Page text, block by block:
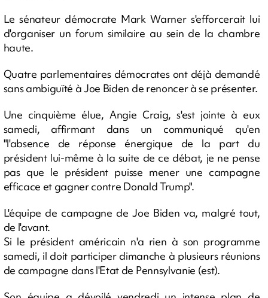
Le sénateur démocrate Mark Warner s'efforcerait lui
d'organiser un forum similaire au sein de la chambre
haute.
Quatre parlementaires démocrates ont déjà demandé
sans ambiguïté à Joe Biden de renoncer à se présenter.
Une cinquième élue, Angie Craig, s'est jointe à eux
samedi, affirmant dans un communiqué qu'en
"l'absence de réponse énergique de la part du
président lui-même à la suite de ce débat, je ne pense
pas que le président puisse mener une campagne
efficace et gagner contre Donald Trump".
L'équipe de campagne de Joe Biden va, malgré tout,
de l'avant.
Si le président américain n'a rien à son programme
samedi, il doit participer dimanche à plusieurs réunions
de campagne dans l'Etat de Pennsylvanie (est).